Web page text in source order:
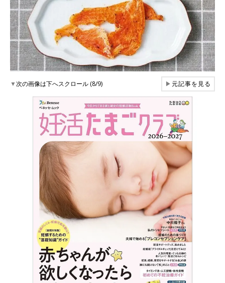
▼次の画像は下へスクロール (8/9) ▶元記事を見る